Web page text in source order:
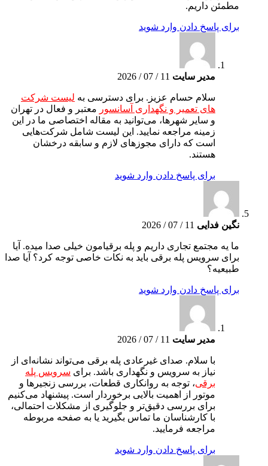
مطمئن داریم.
برای پاسخ دادن وارد شوید
مدیر سایت 11 / 07 / 2026
سلام حسام عزیز. برای دسترسی به لیست شرکت
های تعمیر و نگهداری آسانسور معتبر و فعال در تهران
و سایر شهرها، می‌توانید به مقاله اختصاصی ما در این
زمینه مراجعه نمایید. این لیست شامل شرکت‌هایی
است که دارای مجوزهای لازم و سابقه درخشان
هستند.
برای پاسخ دادن وارد شوید
نگین فدایی 11 / 07 / 2026
ما یه مجتمع تجاری داریم و پله برقیامون خیلی صدا میده. آیا
برای سرویس پله برقی باید به نکات خاصی توجه کرد؟ آیا صدا
طبیعیه؟
برای پاسخ دادن وارد شوید
مدیر سایت 11 / 07 / 2026
با سلام. صدای غیرعادی پله برقی می‌تواند نشانه‌ای از
نیاز به سرویس و نگهداری باشد. برای سرویس پله
برقی، توجه به روانکاری قطعات، بررسی زنجیرها و
موتور از اهمیت بالایی برخوردار است. پیشنهاد می‌کنیم
برای بررسی دقیق‌تر و جلوگیری از مشکلات احتمالی،
با کارشناسان ما تماس بگیرید یا به صفحه مربوطه
مراجعه فرمایید.
برای پاسخ دادن وارد شوید